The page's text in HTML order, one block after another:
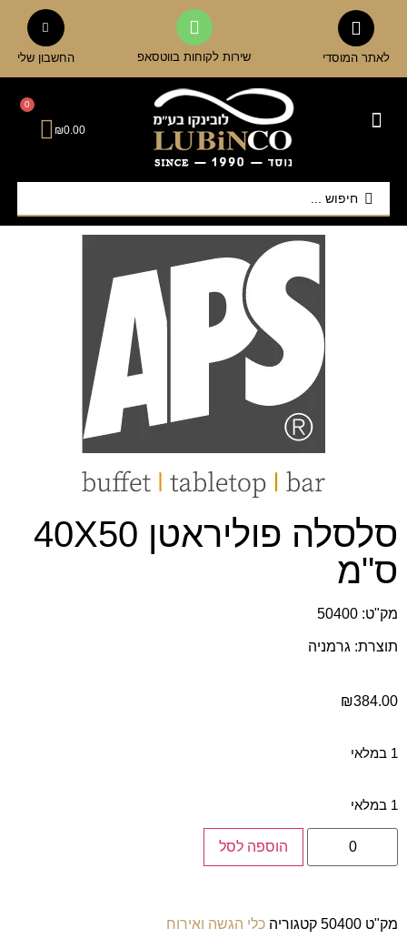
לאתר המוסדי שירות לקוחות בווטסאפ החשבון שלי
₪0.00
0
סלסלה פוליראטן 40X50
ס"מ
מק"ט: 50400
תוצרת: גרמניה
₪384.00
1 במלאי
1 במלאי
הוספה לסל
מק"ט 50400 קטגוריה כלי הגשה ואירוח